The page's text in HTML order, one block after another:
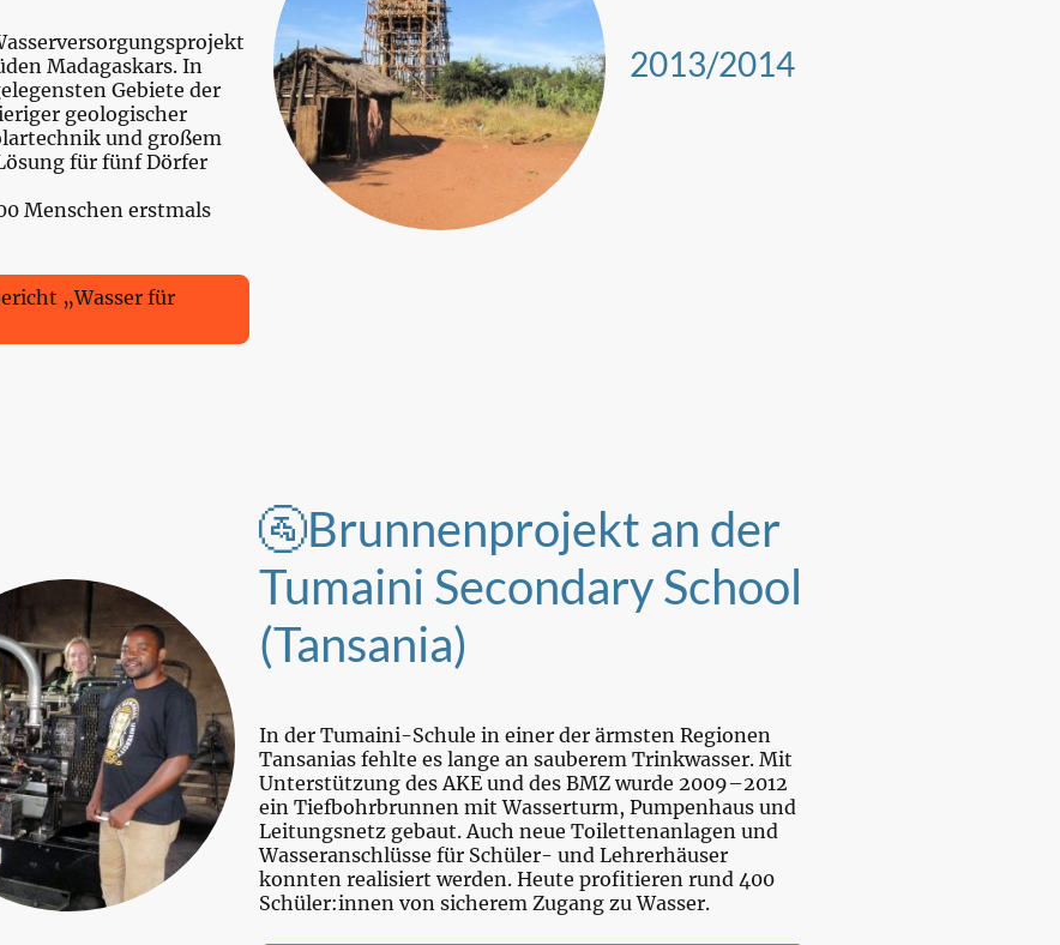
Madagaskars. In
Gebiete der
geologischer
und großem
für fünf Dörfer
Menschen erstmals
„Wasser für
2013/2014
🚰Brunnenprojekt an der
Tumaini Secondary School
(Tansania)
In der Tumaini-Schule in einer der ärmsten Regionen
Tansanias fehlte es lange an sauberem Trinkwasser. Mit
Unterstützung des AKE und des BMZ wurde 2009–2012
ein Tiefbohrbrunnen mit Wasserturm, Pumpenhaus und
Leitungsnetz gebaut. Auch neue Toilettenanlagen und
Wasseranschlüsse für Schüler- und Lehrerhäuser
konnten realisiert werden. Heute profitieren rund 400
Schüler:innen von sicherem Zugang zu Wasser.